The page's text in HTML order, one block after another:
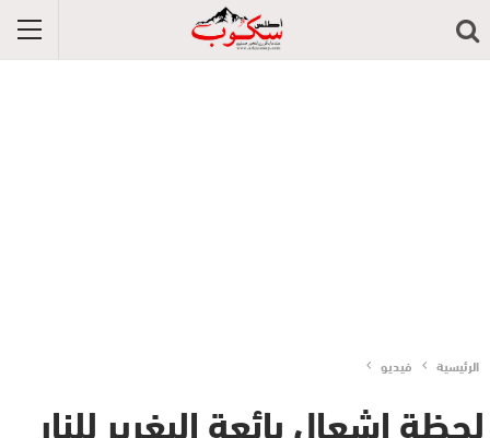
الرئيسية فيديو
لحظة اشعال بائعة البغرير للنار